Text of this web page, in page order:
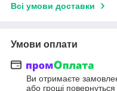
Всі умови доставки
Умови оплати
Ви отримаєте
або гроші